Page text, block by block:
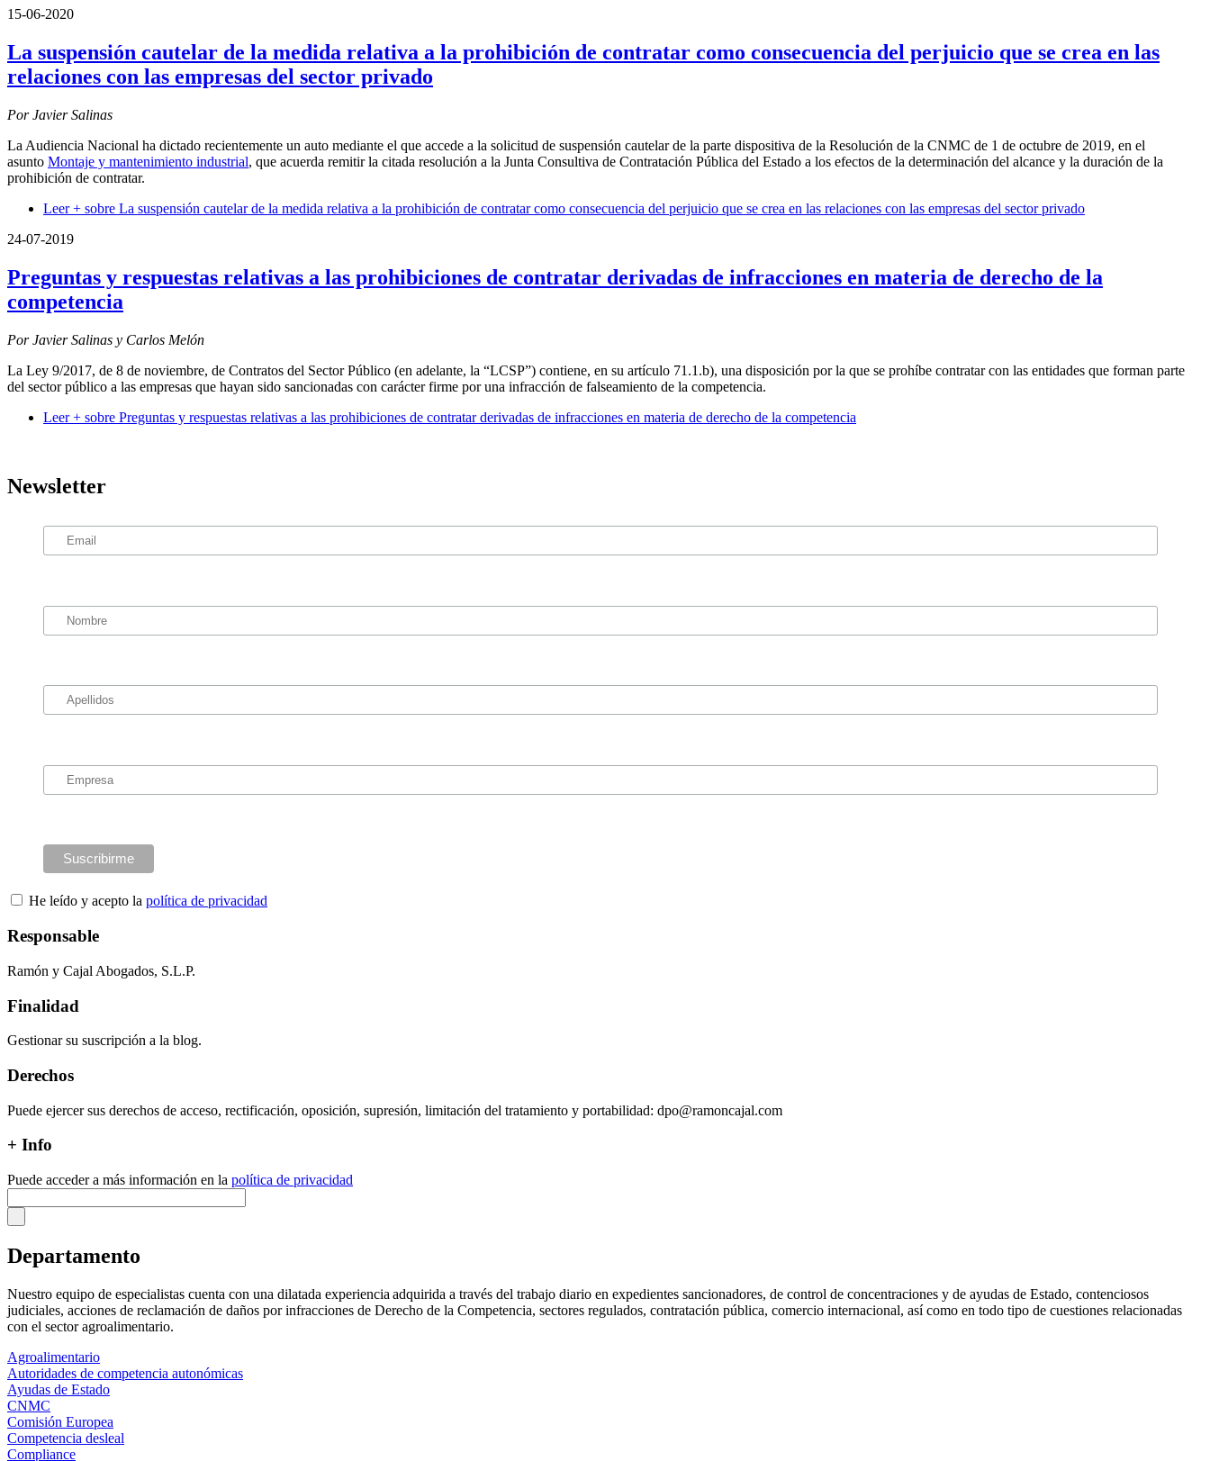
15-06-2020
La suspensión cautelar de la medida relativa a la prohibición de contratar como consecuencia del perjuicio que se crea en las
relaciones con las empresas del sector privado
Por Javier Salinas
La Audiencia Nacional ha dictado recientemente un auto mediante el que accede a la solicitud de suspensión cautelar de la parte dispositiva de la Resolución de la CNMC de 1 de octubre de 2019, en el
asunto Montaje y mantenimiento industrial, que acuerda remitir la citada resolución a la Junta Consultiva de Contratación Pública del Estado a los efectos de la determinación del alcance y la duración de la
prohibición de contratar.
Leer + sobre La suspensión cautelar de la medida relativa a la prohibición de contratar como consecuencia del perjuicio que se crea en las relaciones con las empresas del sector privado
24-07-2019
Preguntas y respuestas relativas a las prohibiciones de contratar derivadas de infracciones en materia de derecho de la
competencia
Por Javier Salinas y Carlos Melón
La Ley 9/2017, de 8 de noviembre, de Contratos del Sector Público (en adelante, la “LCSP”) contiene, en su artículo 71.1.b), una disposición por la que se prohíbe contratar con las entidades que forman parte
del sector público a las empresas que hayan sido sancionadas con carácter firme por una infracción de falseamiento de la competencia.
Leer + sobre Preguntas y respuestas relativas a las prohibiciones de contratar derivadas de infracciones en materia de derecho de la competencia
Newsletter
He leído y acepto la política de privacidad
Responsable
Ramón y Cajal Abogados, S.L.P.
Finalidad
Gestionar su suscripción a la blog.
Derechos
Puede ejercer sus derechos de acceso, rectificación, oposición, supresión, limitación del tratamiento y portabilidad: dpo@ramoncajal.com
+ Info
Puede acceder a más información en la política de privacidad
Departamento
Nuestro equipo de especialistas cuenta con una dilatada experiencia adquirida a través del trabajo diario en expedientes sancionadores, de control de concentraciones y de ayudas de Estado, contenciosos
judiciales, acciones de reclamación de daños por infracciones de Derecho de la Competencia, sectores regulados, contratación pública, comercio internacional, así como en todo tipo de cuestiones relacionadas
con el sector agroalimentario.
Agroalimentario
Autoridades de competencia autonómicas
Ayudas de Estado
CNMC
Comisión Europea
Competencia desleal
Compliance